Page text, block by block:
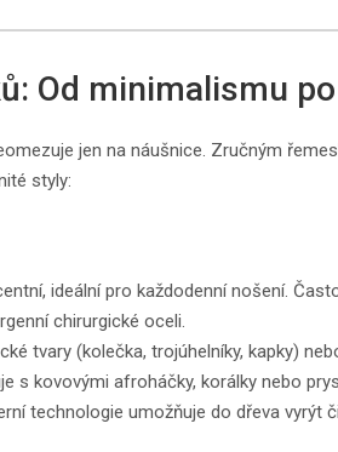
Od minimalismu
jen na náušnice. Zručným
styly:
ideální pro každodenní nošení.
chirurgické oceli.
tvary (kolečka, trojúhelníky, kapky)
s kovovými afroháčky, korálky nebo
technologie umožňuje do dřeva vyrýt